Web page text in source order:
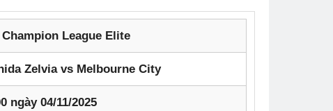
Champion League Elite
Zelvia vs Melbourne City
ngày 04/11/2025